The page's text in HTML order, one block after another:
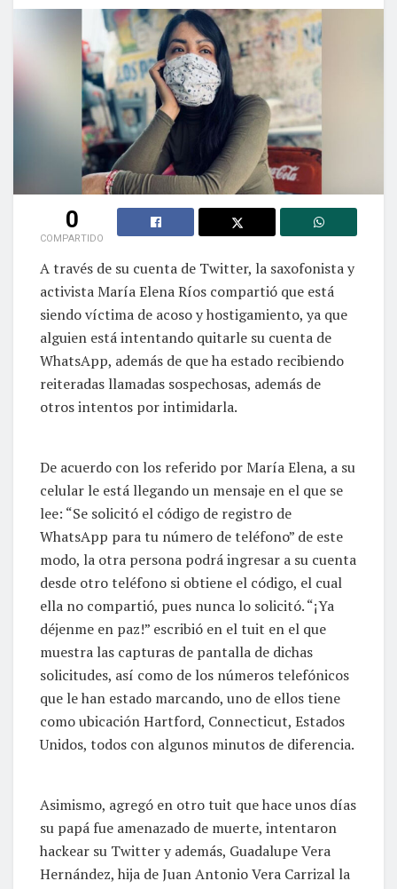
0
COMPARTIDO
A través de su cuenta de Twitter, la saxofonista y
activista María Elena Ríos compartió que está
siendo víctima de acoso y hostigamiento, ya que
alguien está intentando quitarle su cuenta de
WhatsApp, además de que ha estado recibiendo
reiteradas llamadas sospechosas, además de
otros intentos por intimidarla.
De acuerdo con los referido por María Elena, a su
celular le está llegando un mensaje en el que se
lee: “Se solicitó el código de registro de
WhatsApp para tu número de teléfono” de este
modo, la otra persona podrá ingresar a su cuenta
desde otro teléfono si obtiene el código, el cual
ella no compartió, pues nunca lo solicitó. “¡Ya
déjenme en paz!” escribió en el tuit en el que
muestra las capturas de pantalla de dichas
solicitudes, así como de los números telefónicos
que le han estado marcando, uno de ellos tiene
como ubicación Hartford, Connecticut, Estados
Unidos, todos con algunos minutos de diferencia.
Asimismo, agregó en otro tuit que hace unos días
su papá fue amenazado de muerte, intentaron
hackear su Twitter y además, Guadalupe Vera
Hernández, hija de Juan Antonio Vera Carrizal la